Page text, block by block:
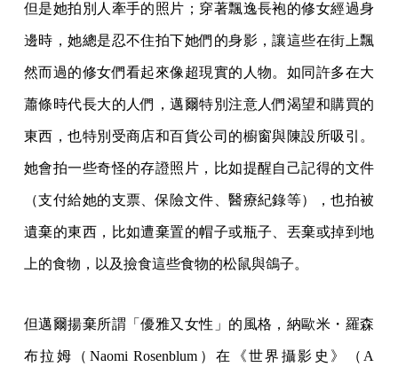
但是她拍別人牽手的照片；穿著飄逸長袍的修女經過身
邊時，她總是忍不住拍下她們的身影，讓這些在街上飄
然而過的修女們看起來像超現實的人物。如同許多在大
蕭條時代長大的人們，邁爾特別注意人們渴望和購買的
東西，也特別受商店和百貨公司的櫥窗與陳設所吸引。
她會拍一些奇怪的存證照片，比如提醒自己記得的文件
（支付給她的支票、保險文件、醫療紀錄等），也拍被
遺棄的東西，比如遭棄置的帽子或瓶子、丟棄或掉到地
上的食物，以及撿食這些食物的松鼠與鴿子。
但邁爾揚棄所謂「優雅又女性」的風格，納歐米・羅森
布拉姆（Naomi Rosenblum）在《世界攝影史》（A